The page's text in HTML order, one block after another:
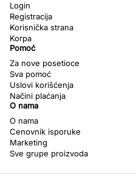
Login
Registracija
Korisnička strana
Korpa
Pomoć
Za nove posetioce
Sva pomoć
Uslovi korišćenja
Načini plaćanja
O nama
O nama
Cenovnik isporuke
Marketing
Sve grupe proizvoda